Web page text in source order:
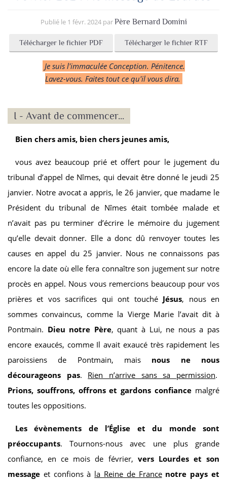
Publié le 1 févr. 2024 parPère Bernard Domini
Télécharger le fichier PDF Télécharger le fichier RTF
Je suis l'immaculée Conception. Pénitence.
Lavez-vous. Faites tout ce qu'il vous dira.
I - Avant de commencer...
Bien chers amis, bien chers jeunes amis,
vous avez beaucoup prié et offert pour le jugement du
tribunal d’appel de Nîmes, qui devait être donné le jeudi 25
janvier. Notre avocat a appris, le 26 janvier, que madame le
Président du tribunal de Nîmes était tombée malade et
n’avait pas pu terminer d’écrire le mémoire du jugement
qu’elle devait donner. Elle a donc dû renvoyer toutes les
causes en appel du 25 janvier. Nous ne connaissons pas
encore la date où elle fera connaître son jugement sur notre
procès en appel. Nous vous remercions beaucoup pour vos
prières et vos sacrifices qui ont touché Jésus, nous en
sommes convaincus, comme la Vierge Marie l’avait dit à
Pontmain. Dieu notre Père, quant à Lui, ne nous a pas
encore exaucés, comme Il avait exaucé très rapidement les
paroissiens de Pontmain, mais nous ne nous
décourageons pas. Rien n’arrive sans sa permission.
Prions, souffrons, offrons et gardons confiance malgré
toutes les oppositions.
Les évènements de l’Église et du monde sont
préoccupants. Tournons-nous avec une plus grande
confiance, en ce mois de février, vers Lourdes et son
message et confions à la Reine de France notre pays et